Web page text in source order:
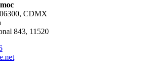
CDMX
843, 11520